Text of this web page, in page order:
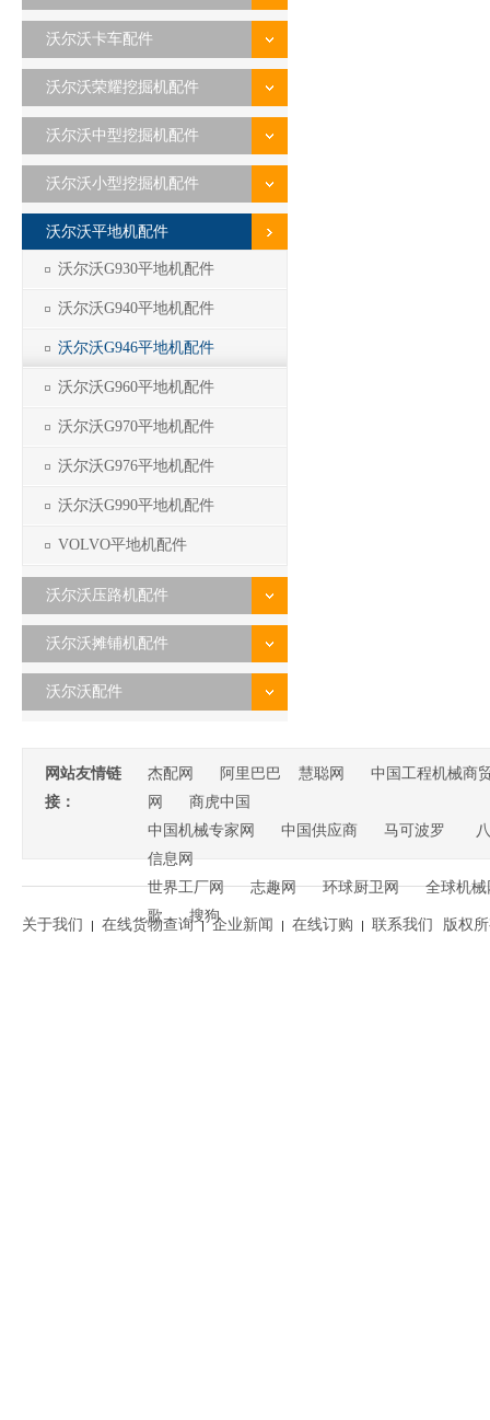
沃尔沃卡车配件
沃尔沃荣耀挖掘机配件
沃尔沃中型挖掘机配件
沃尔沃小型挖掘机配件
沃尔沃平地机配件
沃尔沃G930平地机配件
沃尔沃G940平地机配件
沃尔沃G946平地机配件
沃尔沃G960平地机配件
沃尔沃G970平地机配件
沃尔沃G976平地机配件
沃尔沃G990平地机配件
VOLVO平地机配件
沃尔沃压路机配件
沃尔沃摊铺机配件
沃尔沃配件
网站友情链
接：
杰配网 阿里巴巴 慧聪网
中国工程机械商
网
商虎中国
中国机械专家网
中国供应商 马可波罗
信息网
世界工厂网
志趣网 环球厨卫网
全球机械
歌
搜狗
关于我们 在线货物查询 企业新闻 在线订购 联系我们 版权